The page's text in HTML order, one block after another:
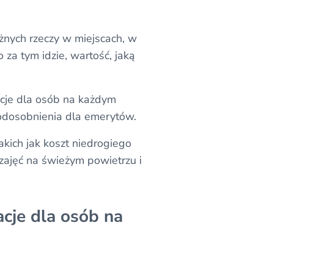
rzeczy w miejscach, w
za tym idzie, wartość, jaką
dla osób na każdym
dla emerytów.
jak koszt niedrogiego
na świeżym powietrzu i
dla osób na